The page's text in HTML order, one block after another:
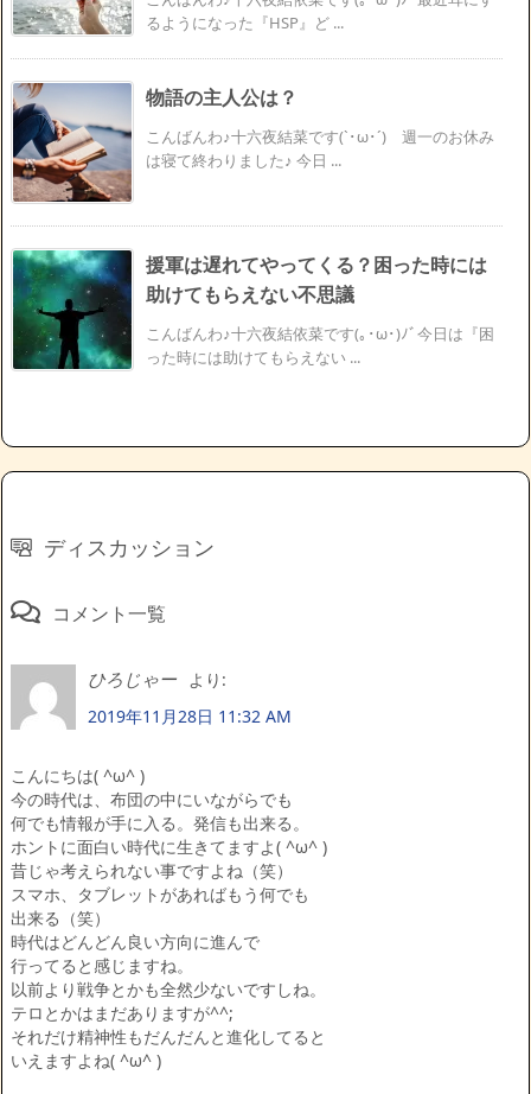
るようになった『HSP』ど ...
物語の主人公は？
こんばんわ♪十六夜結菜です(`･ω･´)ゞ週一のお休み
は寝て終わりました♪ 今日 ...
援軍は遅れてやってくる？困った時には
助けてもらえない不思議
こんばんわ♪十六夜結依菜です(｡･ω･)ﾉﾞ今日は『困
った時には助けてもらえない ...
ディスカッション
コメント一覧
ひろじゃー
より:
2019年11月28日 11:32 AM
こんにちは( ^ω^ )
今の時代は、布団の中にいながらでも
何でも情報が手に入る。発信も出来る。
ホントに面白い時代に生きてますよ( ^ω^ )
昔じゃ考えられない事ですよね（笑）
スマホ、タブレットがあればもう何でも
出来る（笑）
時代はどんどん良い方向に進んで
行ってると感じますね。
以前より戦争とかも全然少ないですしね。
テロとかはまだありますが^^;
それだけ精神性もだんだんと進化してると
いえますよね( ^ω^ )